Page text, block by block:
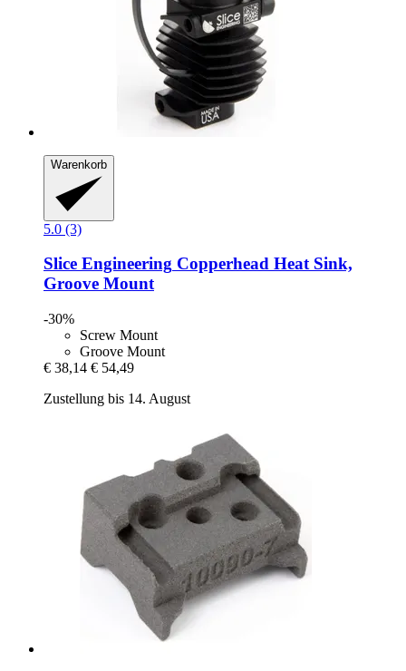
Warenkorb
5.0 (3)
Slice Engineering Copperhead Heat Sink,
Groove Mount
-30%
Screw Mount
Groove Mount
€ 38,14 € 54,49
Zustellung bis 14. August